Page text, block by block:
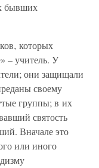
бывших
которых
– учитель. У
они защищали
своему
группы; в их
святость
Вначале это
или иного